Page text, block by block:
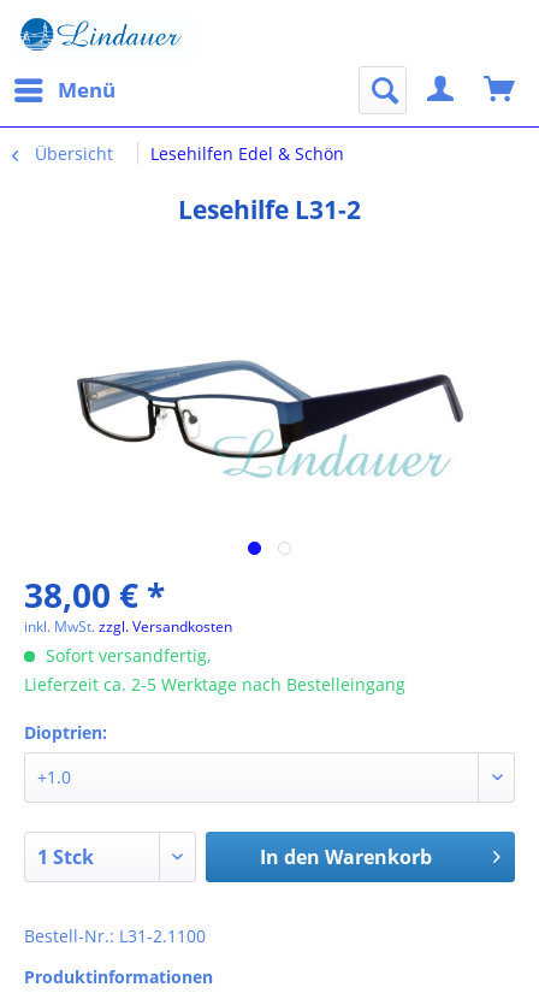
Menü
Übersicht Lesehilfen Edel & Schön
Lesehilfe L31-2
38,00 € *
inkl. MwSt.zzgl. Versandkosten
Sofort versandfertig,
Lieferzeit ca. 2-5 Werktage nach Bestelleingang
Dioptrien:
In den Warenkorb
Bestell-Nr.: L31-2.1100
Produktinformationen